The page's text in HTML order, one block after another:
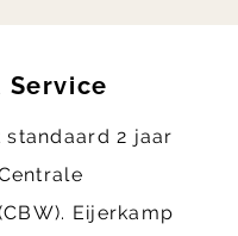
Service
2 jaar
Eijerkamp